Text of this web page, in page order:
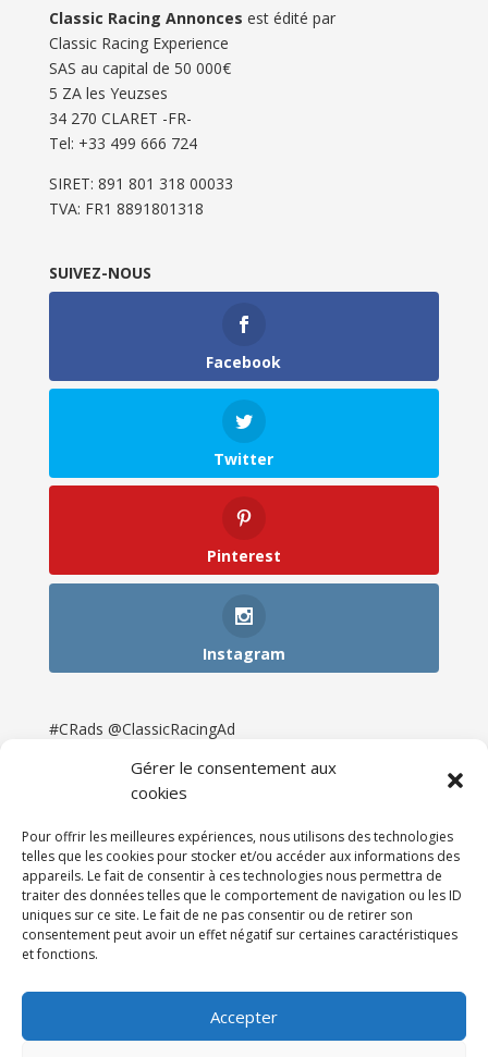
Gérer le consentement aux
cookies
Pour offrir les meilleures expériences, nous utilisons des technologies
telles que les cookies pour stocker et/ou accéder aux informations des
appareils. Le fait de consentir à ces technologies nous permettra de
traiter des données telles que le comportement de navigation ou les ID
uniques sur ce site. Le fait de ne pas consentir ou de retirer son
consentement peut avoir un effet négatif sur certaines caractéristiques
et fonctions.
Accepter
Classic Racing Annonces est édité par
Classic Racing Experience
SAS au capital de 50 000€
5 ZA les Yeuzses
34 270 CLARET -FR-
Tel: ‭+33 499 666 724‬
SIRET: 891 801 318 00033
TVA: FR1 8891801318
SUIVEZ-NOUS
Facebook
Twitter
Pinterest
Instagram
#CRads @ClassicRacingAd
Newsletter & Presse
Partenaires
Tarifs
Espace Client